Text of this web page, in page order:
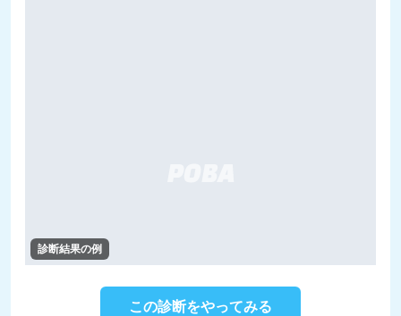
診断結果の例
この診断をやってみる